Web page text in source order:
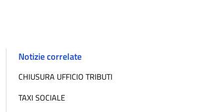
Notizie correlate
CHIUSURA UFFICIO TRIBUTI
TAXI SOCIALE